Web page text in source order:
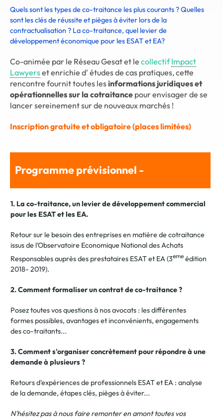
Quels sont les types de co-traitance les plus courants ? Quelles
sont les clés de réussite et pièges à éviter lors de la
contractualisation ? La co-traitance, quel levier de
développement économique pour les ESAT et EA?
Co-animée par le Réseau Gesat et le collectif Impact
Lawyerset enrichie d' études de cas pratiques, cette
rencontre fournit toutes lesinformations juridiques et
opérationnelles sur la cotraitance pour envisager de se
lancer sereinement sur de nouveaux marchés !
Inscription gratuite et obligatoire (places limitées)
Programme prévisionnel -
1. La co-traitance, un levier de développement commercial
pour les ESAT et les EA.
Retoursur le besoin des entreprises en matière de cotraitance
issus de l'Observatoire Economique National des Achats
Responsables auprès des prestataires ESAT et EA (3eme édition
2018- 2019).
2. Comment formaliser un contrat de co-traitance ?
Posez toutes vos questions à nos avocats : les différentes
formes possibles, avantages et inconvénients, engagements
des co-traitants...
3. Comment s'organiser concrètement pour répondre à une
demande à plusieurs ?
Retoursd'expériences de professionnels ESAT et EA : analyse
de la demande, étapes clés, pièges à éviter...
N'hésitez pas à nous faire remonter en amont toutes vos